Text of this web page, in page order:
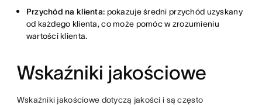
Przychód na klienta: pokazuje średni przychód uzyskany
od każdego klienta, co może pomóc w zrozumieniu
wartości klienta.
Wskaźniki jakościowe
Wskaźniki jakościowe dotyczą jakości i są często